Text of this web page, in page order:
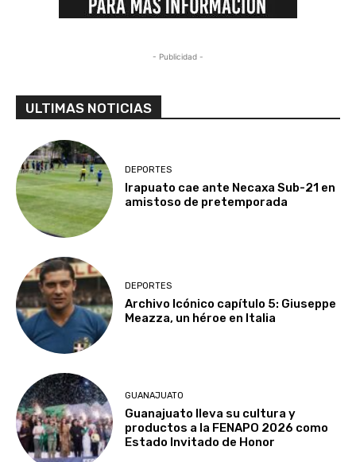
- Publicidad -
ULTIMAS NOTICIAS
DEPORTES
Irapuato cae ante Necaxa Sub-21 en
amistoso de pretemporada
DEPORTES
Archivo Icónico capítulo 5: Giuseppe
Meazza, un héroe en Italia
GUANAJUATO
Guanajuato lleva su cultura y
productos a la FENAPO 2026 como
Estado Invitado de Honor